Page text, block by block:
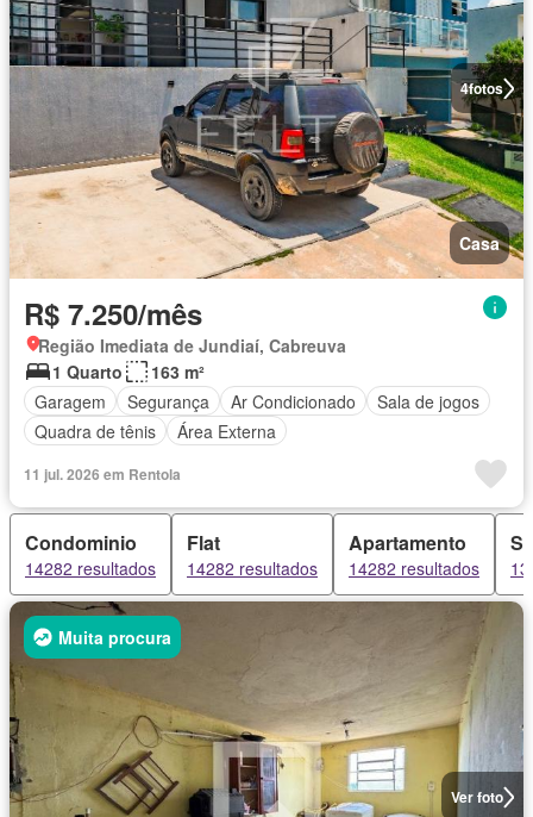
4fotos
Casa
R$ 7.250/mês
Região Imediata de Jundiaí, Cabreuva
1 Quarto
163 m²
Garagem
Segurança Ar Condicionado
Sala de jogos
Quadra de tênis
Área Externa
11 jul. 2026 em Rentola
Condominio
14282 resultados
Flat
14282 resultados
Apartamento
14282 resultados
Ver foto
Muita procura